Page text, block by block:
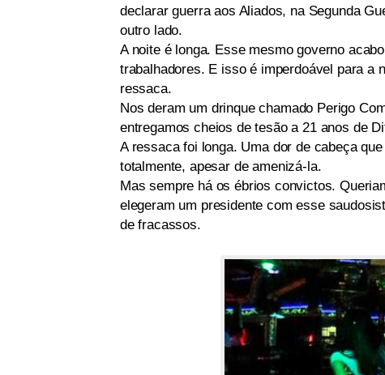
declarar guerra aos Aliados, na Segunda
outro lado.
A noite é longa. Esse mesmo governo
trabalhadores. E isso é imperdoável para a
ressaca.
Nos deram um drinque chamado Perigo
entregamos cheios de tesão a 21 anos de
A ressaca foi longa. Uma dor de cabeça
totalmente, apesar de amenizá-la.
Mas sempre há os ébrios convictos.
elegeram um presidente com esse
de fracassos.